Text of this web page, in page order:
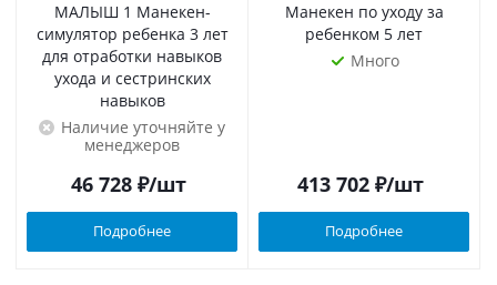
МАЛЫШ 1 Манекен-
симулятор ребенка 3 лет
для отработки навыков
ухода и сестринских
навыков
Наличие уточняйте у
менеджеров
46 728₽/шт
Подробнее
Манекен по уходу за
ребенком 5 лет
Много
413 702₽/шт
Подробнее